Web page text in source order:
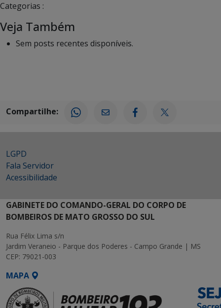
Categorias :
Veja Também
Sem posts recentes disponíveis.
Compartilhe:
LGPD
Fala Servidor
Acessibilidade
GABINETE DO COMANDO-GERAL DO CORPO DE
BOMBEIROS DE MATO GROSSO DO SUL
Rua Félix Lima s/n
Jardim Veraneio - Parque dos Poderes - Campo Grande | MS
CEP: 79021-003
MAPA